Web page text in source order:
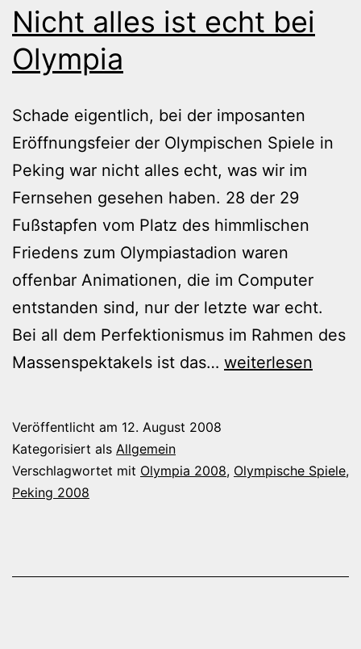
Nicht alles ist echt bei
Olympia
Schade eigentlich, bei der imposanten
Eröffnungsfeier der Olympischen Spiele in
Peking war nicht alles echt, was wir im
Fernsehen gesehen haben. 28 der 29
Fußstapfen vom Platz des himmlischen
Friedens zum Olympiastadion waren
offenbar Animationen, die im Computer
entstanden sind, nur der letzte war echt.
Bei all dem Perfektionismus im Rahmen des
Massenspektakels ist das… Nicht
bei
weiterlesen
Veröffentlicht am 12. August 2008
Kategorisiert als Allgemein
Verschlagwortet mit Olympia 2008, Olympische Spiele,
Peking 2008